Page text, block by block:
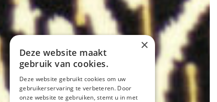
×
Deze website maakt
gebruik van cookies.
Deze website gebruikt cookies om uw
gebruikerservaring te verbeteren. Door
onze website te gebruiken, stemt u in met